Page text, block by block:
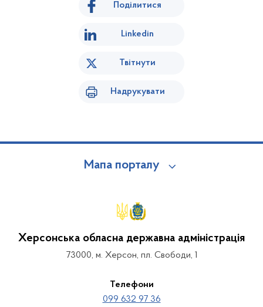
Поділитися
Linkedin
Твітнути
Надрукувати
Мапа порталу
Херсонська обласна державна адміністрація
73000, м. Херсон, пл. Свободи, 1
Телефони
099 632 97 36